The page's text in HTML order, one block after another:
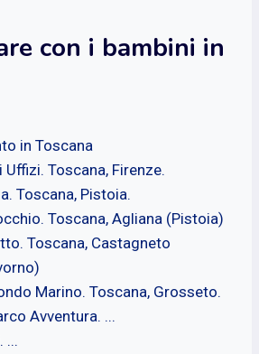
con i bambini in
in Toscana
Uffizi. Toscana, Firenze.
Toscana, Pistoia.
Toscana, Agliana (Pistoia)
Toscana, Castagneto
Marino. Toscana, Grosseto.
Avventura. ...
...